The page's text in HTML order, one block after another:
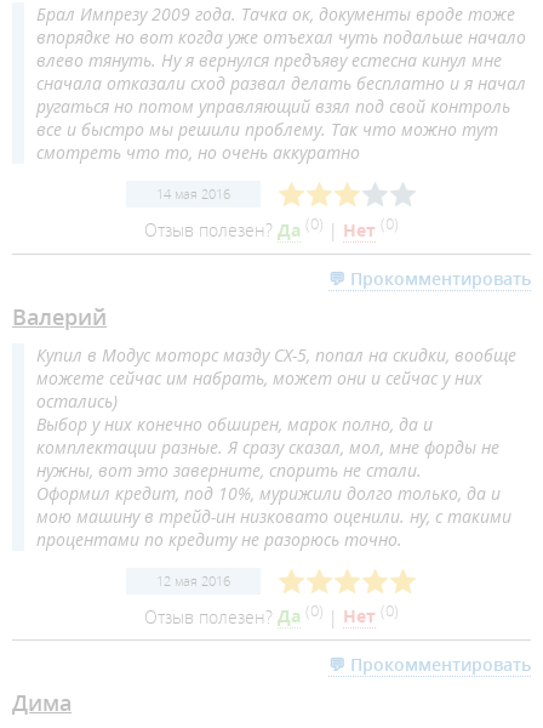
Брал Импрезу 2009 года. Тачка ок, документы вроде тоже
впорядке но вот когда уже отъехал чуть подальше начало
влево тянуть. Ну я вернулся предъяву естесна кинул мне
сначала отказали сход развал делать бесплатно и я начал
ругаться но потом управляющий взял под свой контроль
все и быстро мы решили проблему. Так что можно тут
смотреть что то, но очень аккуратно
14 мая 2016
Отзыв полезен? Да (0) | Нет (0)
💬 Прокомментировать
Валерий
Купил в Модус моторс мазду CX-5, попал на скидки, вообще
можете сейчас им набрать, может они и сейчас у них
остались)
Выбор у них конечно обширен, марок полно, да и
комплектации разные. Я сразу сказал, мол, мне форды не
нужны, вот это заверните, спорить не стали.
Оформил кредит, под 10%, мурижили долго только, да и
мою машину в трейд-ин низковато оценили. ну, с такими
процентами по кредиту не разорюсь точно.
12 мая 2016
Отзыв полезен? Да (0) | Нет (0)
💬 Прокомментировать
Дима